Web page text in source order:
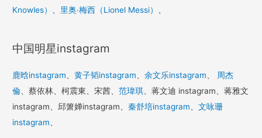
Knowles）
里奥·梅西（Lionel Messi）
中国明星instagram
鹿晗instagram 、黄子韬instagram 、余文乐instagram
周杰
倫 、蔡依林、柯震東、宋茜、范瑋琪 、蒋文迪 instagram、蒋雅文
instagram、邱箫婵instagram、秦舒培instagram 、文咏珊
instagram